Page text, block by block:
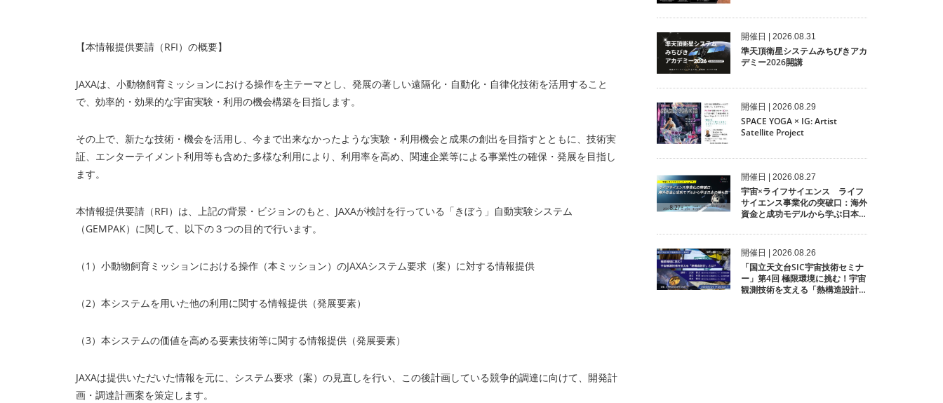
【本情報提供要請（RFI）の概要】
JAXAは、小動物飼育ミッションにおける操作を主テーマとし、発展の著しい遠隔化・自動化・自律化技術を活用すること
で、効率的・効果的な宇宙実験・利用の機会構築を目指します。
その上で、新たな技術・機会を活用し、今まで出来なかったような実験・利用機会と成果の創出を目指すとともに、技術実
証、エンターテイメント利用等も含めた多様な利用により、利用率を高め、関連企業等による事業性の確保・発展を目指し
ます。
本情報提供要請（RFI）は、上記の背景・ビジョンのもと、JAXAが検討を行っている「きぼう」自動実験システム
（GEMPAK）に関して、以下の３つの目的で行います。
（1）小動物飼育ミッションにおける操作（本ミッション）のJAXAシステム要求（案）に対する情報提供
（2）本システムを用いた他の利用に関する情報提供（発展要素）
（3）本システムの価値を高める要素技術等に関する情報提供（発展要素）
JAXAは提供いただいた情報を元に、システム要求（案）の見直しを行い、この後計画している競争的調達に向けて、開発計
画・調達計画案を策定します。
開催⽇ | 2026.08.31
準天頂衛星システムみちびきアカ
デミー2026開講
開催⽇ | 2026.08.29
SPACE YOGA × IG: Artist
Satellite Project
開催⽇ | 2026.08.27
宇宙×ライフサイエンス ライフ
サイエンス事業化の突破口：海外
資金と成功モデルから学ぶ日本の
開催⽇ | 2026.08.26
「国立天文台SIC宇宙技術セミナ
ー」第4回 極限環境に挑む！宇宙
観測技術を支える「熱構造設計」